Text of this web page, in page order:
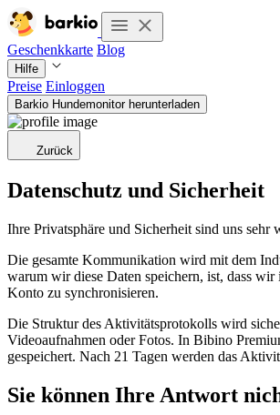
Geschenkkarte Blog
Hilfe
Preise Einloggen
Barkio Hundemonitor herunterladen
Zurück
Datenschutz und Sicherheit
Ihre Privatsphäre und Sicherheit sind uns
Die gesamte Kommunikation wird mit dem
warum wir diese Daten speichern, ist, dass
Konto zu synchronisieren.
Die Struktur des Aktivitätsprotokolls wird
Videoaufnahmen oder Fotos. In Bibino
gespeichert. Nach 21 Tagen werden das
Sie können Ihre Antwort